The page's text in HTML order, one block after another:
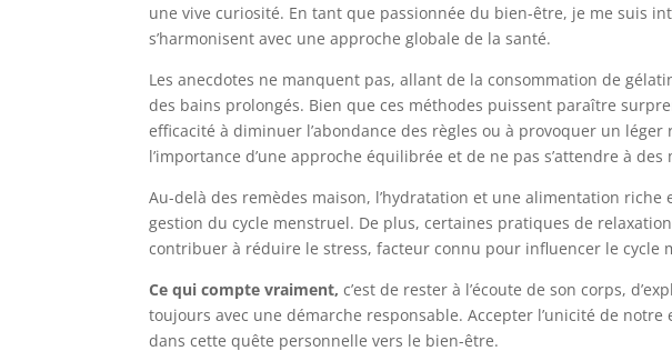
une vive curiosité. En tant que passionnée du bien-être, je me suis
s’harmonisent avec une approche globale de la santé.
Les anecdotes ne manquent pas, allant de la consommation de
des bains prolongés. Bien que ces méthodes puissent paraître
efficacité à diminuer l’abondance des règles ou à provoquer un
l’importance d’une approche équilibrée et de ne pas s’attendre à
Au-delà des remèdes maison, l’hydratation et une alimentation
gestion du cycle menstruel. De plus, certaines pratiques de
contribuer à réduire le stress, facteur connu pour influencer le cycle
Ce qui compte vraiment, c’est de rester à l’écoute de son corps,
toujours avec une démarche responsable. Accepter l’unicité de
dans cette quête personnelle vers le bien-être.